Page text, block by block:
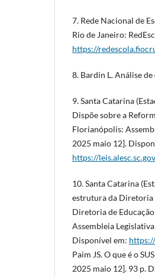
7. Rede Nacional de
Rio de Janeiro:
https://
8. Bardin L. Análise
9. Santa Catarina
Dispõe sobre a
Florianópolis:
2025 maio 12].
https://
10. Santa Catarina
estrutura da Diretoria
Diretoria de
Assembleia
Disponível em:
Paim JS. O que é o
2025 maio 12]. 93 p.